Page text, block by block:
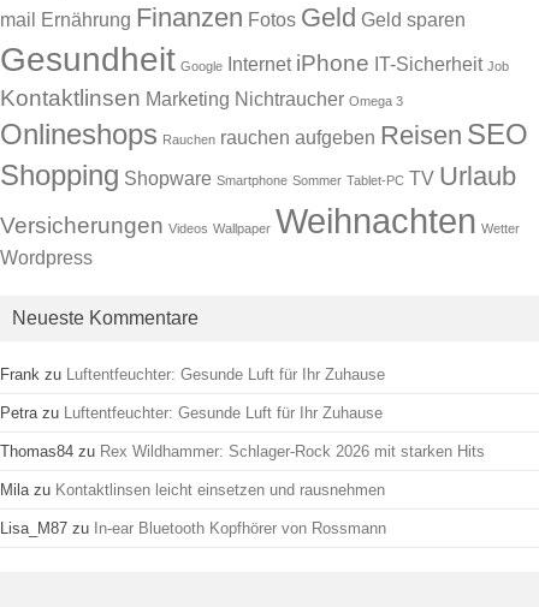
mail
Ernährung Finanzen Fotos Geld Geld sparen
Gesundheit Google Internet iPhone IT-Sicherheit Job
Kontaktlinsen Marketing Nichtraucher Omega 3
Onlineshops Rauchen rauchen aufgeben Reisen SEO
Shopping Shopware Smartphone Sommer Tablet-PC TV Urlaub
Versicherungen Videos Wallpaper Weihnachten Wetter
Wordpress
Neueste Kommentare
Frank zu Luftentfeuchter: Gesunde Luft für Ihr Zuhause
Petrazu Luftentfeuchter: Gesunde Luft für Ihr Zuhause
Thomas84 zu Rex Wildhammer: Schlager-Rock 2026 mit starken Hits
Milazu Kontaktlinsen leicht einsetzen und rausnehmen
Lisa_M87 zu In-ear Bluetooth Kopfhörer von Rossmann